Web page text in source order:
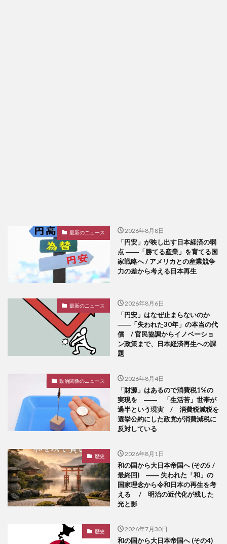
最新のニュース 2026年8月8日
「円安」が映し出す日本経済の弱
点 ――「勝てる産業」を育てる国
家戦略へ / アメリカとの産業競争
力の差から考える日本再生
最新のニュース 2026年8月6日
「円安」はなぜ止まらないのか
――「失われた30年」の本当の代
償 / 官民協調からイノベーショ
ン政策まで、日本経済再生への課
題
政治関係のニュース 2026年8月4日
「財源」はあるので消費税1%の
実現を ―― 「生活苦」世帯が
過半という現実 / 消費税減税を
選挙公約にした政党が消費減税に
反対している
歴史 2026年8月1日
和の国から大日本帝国へ (その5 /
最終回) ―― 失われた「和」の
国家理念から令和日本の再生を考
える / 明治の近代化が残した
光と影
歴史 2026年7月30日
和の国から大日本帝国へ (その4)